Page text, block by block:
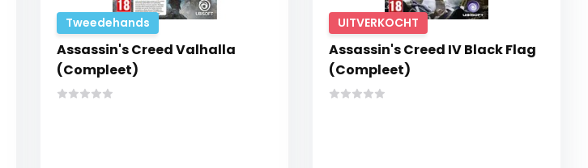
Tweedehands
Assassin's Creed Valhalla
(Compleet)
UITVERKOCHT
Assassin's Creed IV Black Flag
(Compleet)